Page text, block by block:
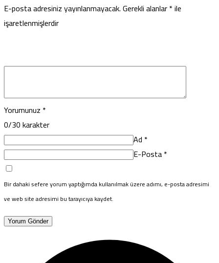
E-posta adresiniz yayınlanmayacak.Gerekli alanlar*ile
işaretlenmişlerdir
Yorumunuz *
0/30 karakter
Ad *
E-Posta*
Bir dahaki sefere yorum yaptığımda kullanılmak üzere adımı, e-posta adresimi
ve web site adresimi bu tarayıcıya kaydet.
Yorum Gönder